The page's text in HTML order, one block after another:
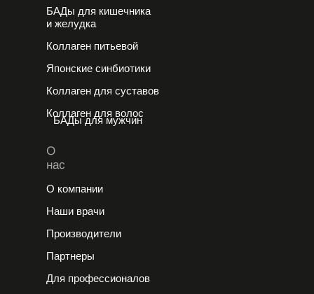
О
нас
О компании
Наши врачи
БАДы для кишечника
и желудка
Производители
Коллаген питьевой
Партнеры
Для профессионалов
Японские cинбиотики
Коллаген для суставов
Коллаген для волос
БАДы для мужчин